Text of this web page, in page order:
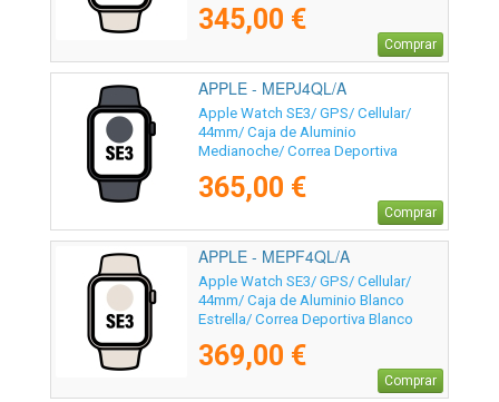
345,00 €
Comprar
APPLE - MEPJ4QL/A
Apple Watch SE3/ GPS/ Cellular/
44mm/ Caja de Aluminio
Medianoche/ Correa Deportiva
365,00 €
Comprar
APPLE - MEPF4QL/A
Apple Watch SE3/ GPS/ Cellular/
44mm/ Caja de Aluminio Blanco
Estrella/ Correa Deportiva Blanco
369,00 €
Comprar